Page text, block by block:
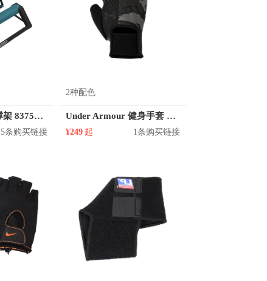
Decathlon 俯卧撑架 8375469
5条购买链接
2种配色
Under Armour 健身手套 1356691
¥249 起 1条购买链接